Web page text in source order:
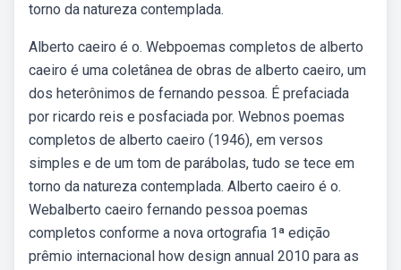
torno da natureza contemplada.
Alberto caeiro é o. Webpoemas completos de alberto
caeiro é uma coletânea de obras de alberto caeiro, um
dos heterônimos de fernando pessoa. É prefaciada
por ricardo reis e posfaciada por. Webnos poemas
completos de alberto caeiro (1946), em versos
simples e de um tom de parábolas, tudo se tece em
torno da natureza contemplada. Alberto caeiro é o.
Webalberto caeiro fernando pessoa poemas
completos conforme a nova ortografia 1ª edição
prêmio internacional how design annual 2010 para as